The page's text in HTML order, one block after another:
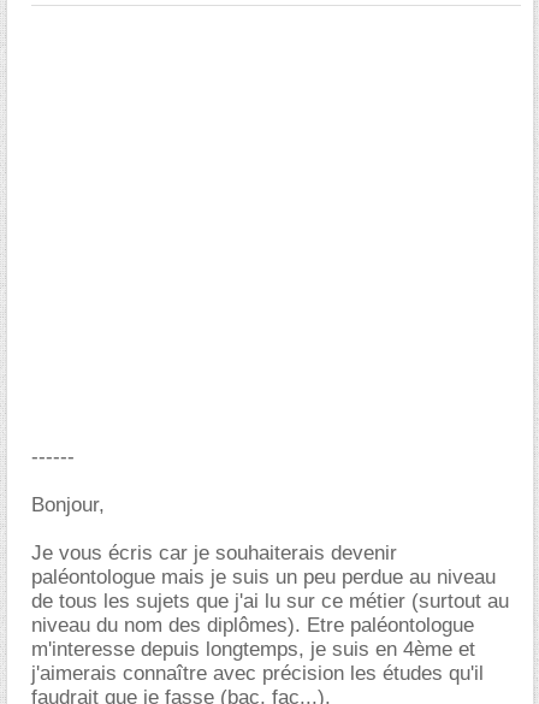
------
Bonjour,
Je vous écris car je souhaiterais devenir
paléontologue mais je suis un peu perdue au niveau
de tous les sujets que j'ai lu sur ce métier (surtout au
niveau du nom des diplômes). Etre paléontologue
m'interesse depuis longtemps, je suis en 4ème et
j'aimerais connaître avec précision les études qu'il
faudrait que je fasse (bac, fac...).